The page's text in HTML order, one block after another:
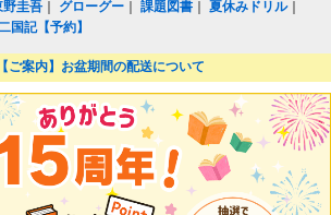
野圭吾 グローグー ｜課題図書 ｜夏休みドリル｜
国記【予約】
【ご案内】お盆期間の配送について